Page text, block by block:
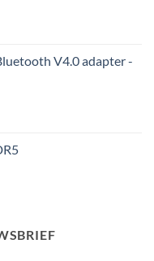
V4.0 adapter -